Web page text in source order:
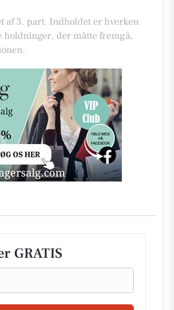
af 3. part. Indholdet er hverken
holdninger, der måtte fremgå,
GRATIS